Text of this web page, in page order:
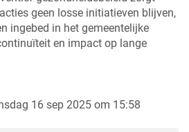
geen losse initiatieven blijven,
ingebed in het gemeentelijke
en impact op lange
16 sep 2025 om 15:58